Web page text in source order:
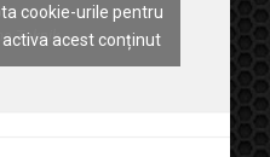
Teknik
cookie-urile pentru
acest conținut